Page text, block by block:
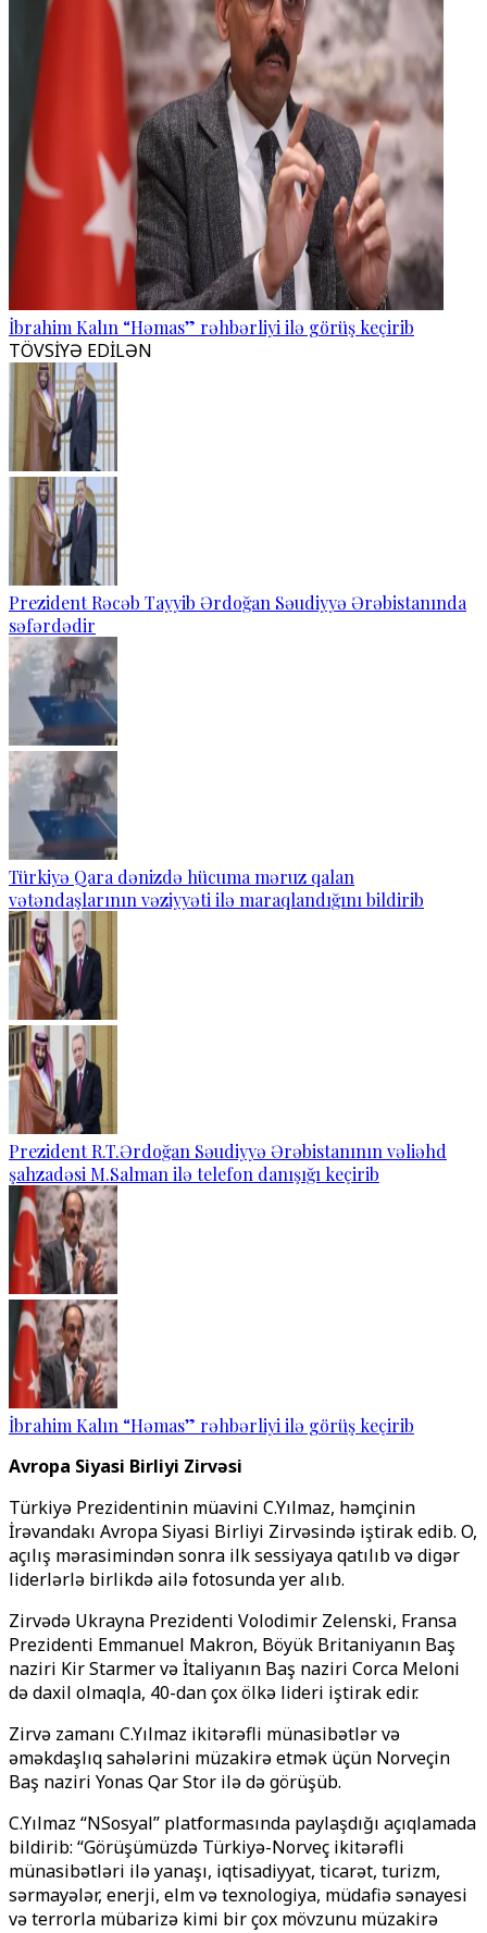
İbrahim Kalın “Həmas” rəhbərliyi ilə görüş keçirib
TÖVSİYƏ EDİLƏN
Prezident Rəcəb Tayyib Ərdoğan Səudiyyə Ərəbistanında
səfərdədir
Türkiyə Qara dənizdə hücuma məruz qalan
vətəndaşlarının vəziyyəti ilə maraqlandığını bildirib
Prezident R.T.Ərdoğan Səudiyyə Ərəbistanının vəliəhd
şahzadəsi M.Salman ilə telefon danışığı keçirib
İbrahim Kalın “Həmas” rəhbərliyi ilə görüş keçirib
Avropa Siyasi Birliyi Zirvəsi
Türkiyə Prezidentinin müavini C.Yılmaz, həmçinin
İrəvandakı Avropa Siyasi Birliyi Zirvəsində iştirak edib. O,
açılış mərasimindən sonra ilk sessiyaya qatılıb və digər
liderlərlə birlikdə ailə fotosunda yer alıb.
Zirvədə Ukrayna Prezidenti Volodimir Zelenski, Fransa
Prezidenti Emmanuel Makron, Böyük Britaniyanın Baş
naziri Kir Starmer və İtaliyanın Baş naziri Corca Meloni
də daxil olmaqla, 40-dan çox ölkə lideri iştirak edir.
Zirvə zamanı C.Yılmaz ikitərəfli münasibətlər və
əməkdaşlıq sahələrini müzakirə etmək üçün Norveçin
Baş naziri Yonas Qar Stor ilə də görüşüb.
C.Yılmaz “NSosyal” platformasında paylaşdığı açıqlamada
bildirib: “Görüşümüzdə Türkiyə-Norveç ikitərəfli
münasibətləri ilə yanaşı, iqtisadiyyat, ticarət, turizm,
sərmayələr, enerji, elm və texnologiya, müdafiə sənayesi
və terrorla mübarizə kimi bir çox mövzunu müzakirə